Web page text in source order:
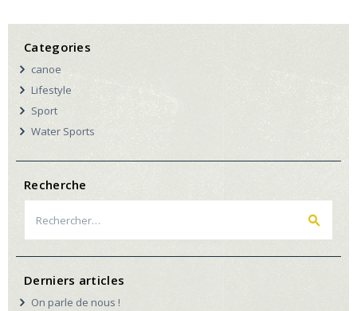
Categories
canoe
Lifestyle
Sport
Water Sports
Recherche
Derniers articles
On parle de nous !